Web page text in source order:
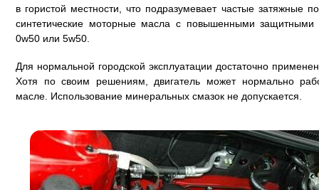
в гористой местности, что подразумевает частые затяжные
синтетические моторные масла с повышенными защитными
0w50 или 5w50.
Для нормальной городской эксплуатации достаточно
Хотя по своим решениям, двигатель может нормально
масле. Использование минеральных смазок не допускается.